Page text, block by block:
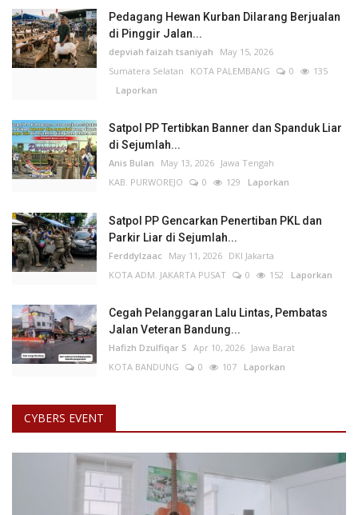
Pedagang Hewan Kurban Dilarang Berjualan
di Pinggir Jalan...
depviah faizah tsaniyah
May 15, 2026
Sumatera Selatan
KOTA PALEMBANG 0
135
Laporkan
Satpol PP Tertibkan Banner dan Spanduk Liar
di Sejumlah...
Anis Bulan May 13, 2026 Jawa Tengah
KAB. PURWOREJO
0 129 Laporkan
Satpol PP Gencarkan Penertiban PKL dan
Parkir Liar di Sejumlah...
FerddyIzaac May 11, 2026 DKI Jakarta
KOTA ADM. JAKARTA PUSAT
0 152 Laporkan
Cegah Pelanggaran Lalu Lintas, Pembatas
Jalan Veteran Bandung...
Hafizh Dzulfiqar S Apr 10, 2026 Jawa Barat
KOTA BANDUNG
0 107 Laporkan
CYBERS EVENT